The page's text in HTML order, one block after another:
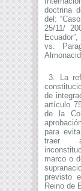
doctrina
del:
25/11/
vs.
3. La
de
artículo
de la
para
traer
marco o
previsto
Reino de